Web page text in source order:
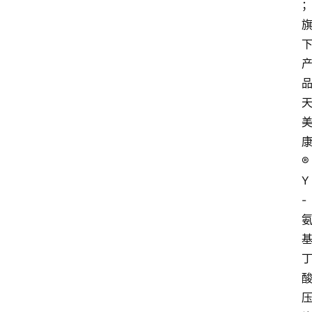
；
旗
下
产
品
天
美
康
®
Y
-
氨
基
丁
酸
压